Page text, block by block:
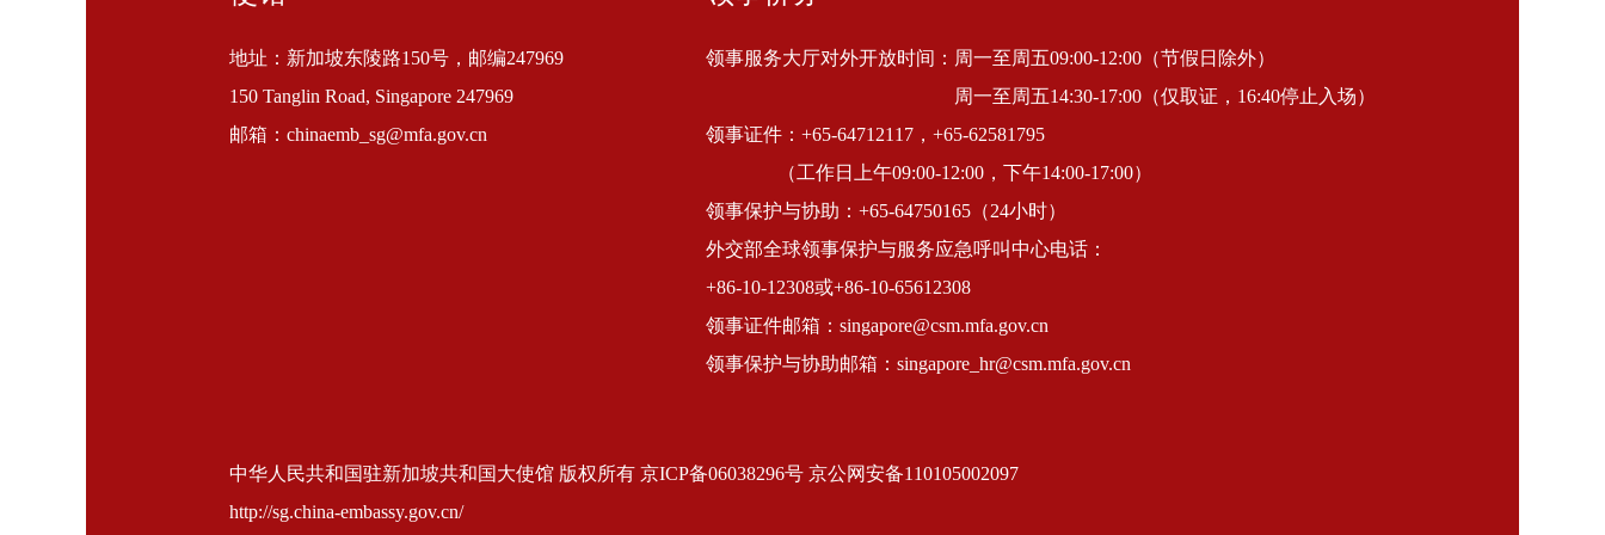
地址：新加坡东陵路150号，邮编247969
150 Tanglin Road, Singapore 247969
邮箱：chinaemb_sg@mfa.gov.cn
领事服务大厅对外开放时间：周一至周五09:00-12:00（节假日除外）
周一至周五14:30-17:00（仅取证，16:40停止入场）
领事证件：+65-64712117，+65-62581795
（工作日上午09:00-12:00，下午14:00-17:00）
领事保护与协助：+65-64750165（24小时）
外交部全球领事保护与服务应急呼叫中心电话：
+86-10-12308或+86-10-65612308
领事证件邮箱：singapore@csm.mfa.gov.cn
领事保护与协助邮箱：singapore_hr@csm.mfa.gov.cn
中华人民共和国驻新加坡共和国大使馆 版权所有 京ICP备06038296号 京公网安备110105002097
http://sg.china-embassy.gov.cn/